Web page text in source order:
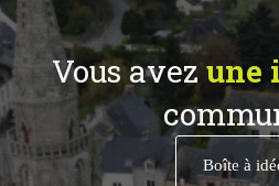
Vous avezune
Boîte à